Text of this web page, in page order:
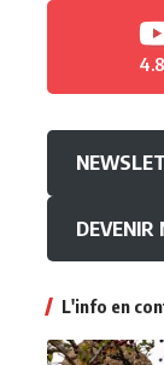
DEVENIR
L'info en